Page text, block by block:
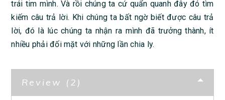
trái tim mình. Và rồi chúng ta cứ quẩn quanh đây đó tìm
kiếm câu trả lời. Khi chúng ta bất ngờ biết được câu trả
lời, đó là lúc chúng ta nhận ra mình đã trưởng thành, ít
nhiều phải đối mặt với những lần chia ly.
Review (2)